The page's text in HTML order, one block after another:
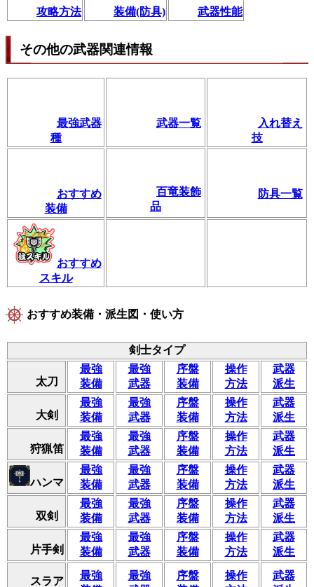
攻略方法 装備(防具) 武器性能
その他の武器関連情報
最強武器
種
武器一覧
入れ替え
技
おすすめ
装備
百竜装飾
品
防具一覧
おすすめ
スキル
おすすめ装備・派生図・使い方
剣士タイプ
太刀
最強
装備
最強
武器
序盤
装備
操作
方法
武器
派生
大剣
最強
装備
最強
武器
序盤
装備
操作
方法
武器
派生
狩猟笛
最強
装備
最強
武器
序盤
装備
操作
方法
武器
派生
ハンマ
最強
装備
最強
武器
序盤
装備
操作
方法
武器
派生
双剣
最強
装備
最強
武器
序盤
装備
操作
方法
武器
派生
片手剣
最強
装備
最強
武器
序盤
装備
操作
方法
武器
派生
スラア
最強
最強
序盤
操作
武器